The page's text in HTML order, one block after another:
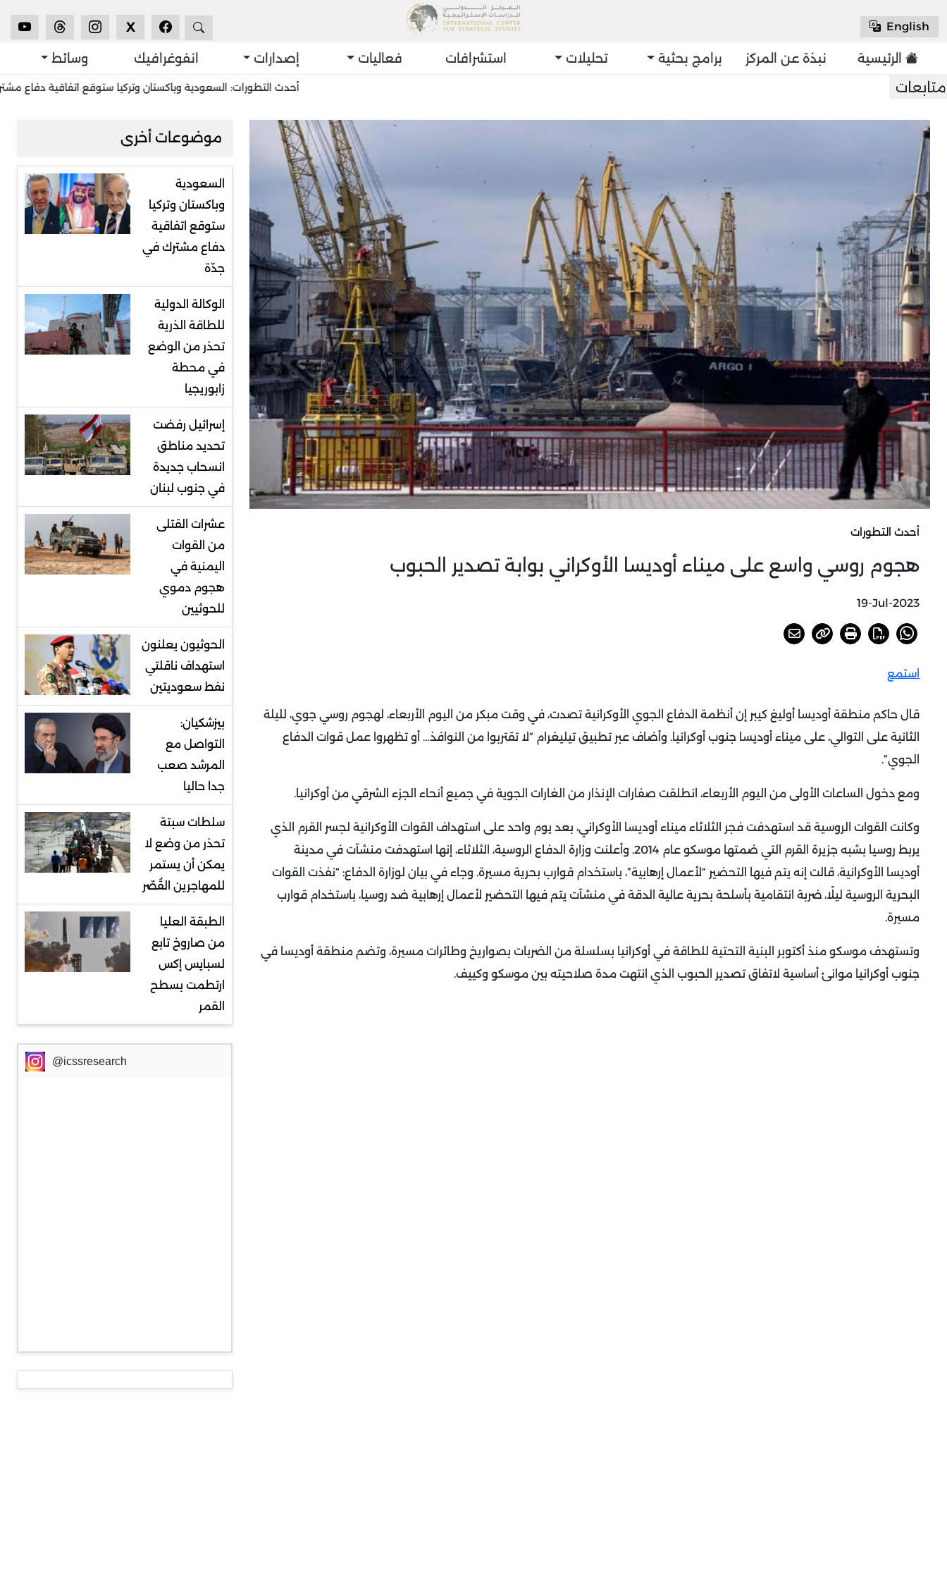
English
X
الرئيسية نبذة عن المركز برامج بحثية تحليلات استشرافات فعاليات إصدارات انفوغرافيك وسائط
أحدث التطورات: السعودية وباكستان وتركيا ستوقع اتفاقية دفاع مشترك في جدّة
أحدث التطورات
هجوم روسي واسع على ميناء أوديسا الأوكراني بوابة تصدير الحبوب
19-Jul-2023
استمع
قال حاكم منطقة أوديسا أوليغ كيبر إن أنظمة الدفاع الجوي الأوكرانية تصدت، في وقت مبكر من اليوم الأربعاء، لهجوم روسي جوي، لليلة
الثانية على التوالي، على ميناء أوديسا جنوب أوكرانيا. وأضاف عبر تطبيق تيليغرام “لا تقتربوا من النوافذ… أو تظهروا عمل قوات الدفاع
الجوي”.
ومع دخول الساعات الأولى من اليوم الأربعاء، انطلقت صفارات الإنذار من الغارات الجوية في جميع أنحاء الجزء الشرقي من أوكرانيا.
وكانت القوات الروسية قد استهدفت فجر الثلاثاء ميناء أوديسا الأوكراني، بعد يوم واحد على استهداف القوات الأوكرانية لجسر القرم الذي
يربط روسيا بشبه جزيرة القرم التي ضمتها موسكو عام 2014. وأعلنت وزارة الدفاع الروسية، الثلاثاء، إنها استهدفت منشآت في مدينة
أوديسا الأوكرانية، قالت إنه يتم فيها التحضير “لأعمال إرهابية”، باستخدام قوارب بحرية مسيرة. وجاء في بيان لوزارة الدفاع: “نفذت القوات
البحرية الروسية ليلًا، ضربة انتقامية بأسلحة بحرية عالية الدقة في منشآت يتم فيها التحضير لأعمال إرهابية ضد روسيا، باستخدام قوارب
مسيرة.
وتستهدف موسكو منذ أكتوبر البنية التحتية للطاقة في أوكرانيا بسلسلة من الضربات بصواريخ وطائرات مسيرة، وتضم منطقة أوديسا في
جنوب أوكرانيا موانئ أساسية لاتفاق تصدير الحبوب الذي انتهت مدة صلاحيته بين موسكو وكييف.
موضوعات أخرى
السعودية
وباكستان وتركيا
ستوقع اتفاقية
دفاع مشترك في
جدّة
الوكالة الدولية
للطاقة الذرية
تحذر من الوضع
في محطة
زابوريجيا
إسرائيل رفضت
تحديد مناطق
انسحاب جديدة
في جنوب لبنان
عشرات القتلى
من القوات
اليمنية في
هجوم دموي
للحوثيين
الحوثيون يعلنون
استهداف ناقلتي
نفط سعوديتين
بيزشكيان:
التواصل مع
المرشد صعب
جدا حاليا
سلطات سبتة
تحذر من وضع لا
يمكن أن يستمر
للمهاجرين القُصّر
الطبقة العليا
من صاروخ تابع
لسبايس إكس
ارتطمت بسطح
القمر
@icssresearch